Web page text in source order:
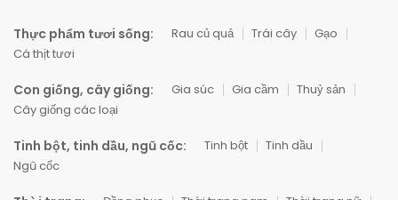
Thực phẩm tươi sống: Rau củ quả Trái cây
Gạo
Cá thịt tươi
Con giống, cây giống: Gia súc Gia cầm
Thuỷ sản
Cây giống các loại
Tinh bột, tinh dầu, ngũ cốc: Tinh bột
Tinh dầu
Ngũ cốc